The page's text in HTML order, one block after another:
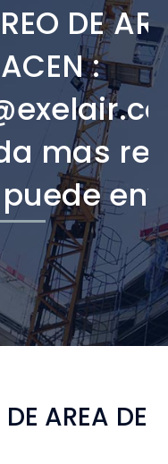
DE
:
mas
AREA DE